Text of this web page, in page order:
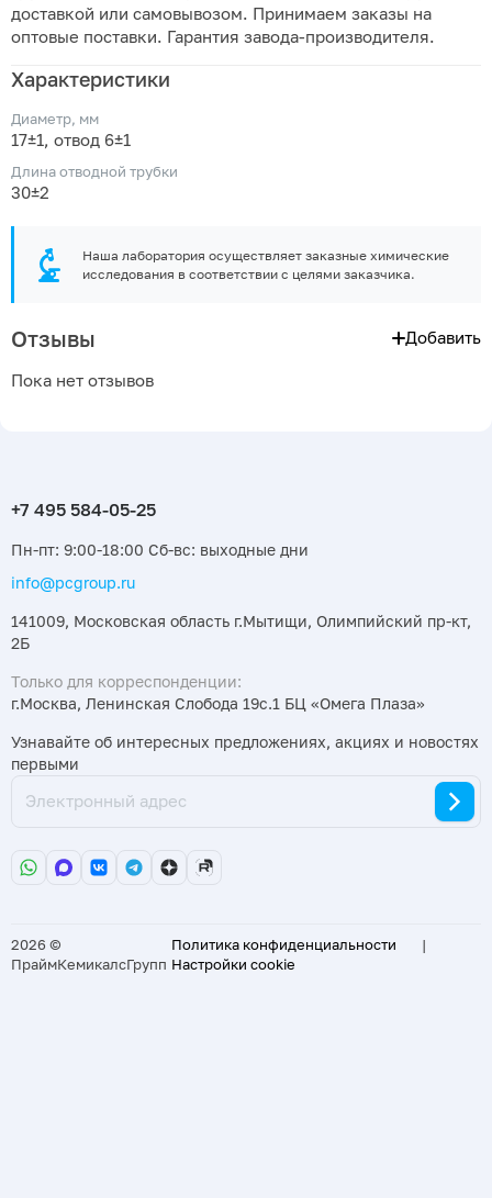
доставкой или самовывозом. Принимаем заказы на
оптовые поставки. Гарантия завода-производителя.
Характеристики
Диаметр, мм
17±1, отвод 6±1
Длина отводной трубки
30±2
Наша лаборатория осуществляет заказные химические
исследования в соответствии с целями заказчика.
Отзывы Добавить
Пока нет отзывов
Пн-пт: 9:00-18:00 Сб-вс: выходные дни
info@pcgroup.ru
141009, Московская область г.Мытищи, Олимпийский пр-кт,
2Б
Только для корреспонденции:
г.Москва, Ленинская Слобода 19с.1 БЦ «Омега Плаза»
Узнавайте об интересных предложениях, акциях и новостях
первыми
2026 ©
ПраймКемикалсГрупп
Политика конфиденциальности
|
Настройки cookie